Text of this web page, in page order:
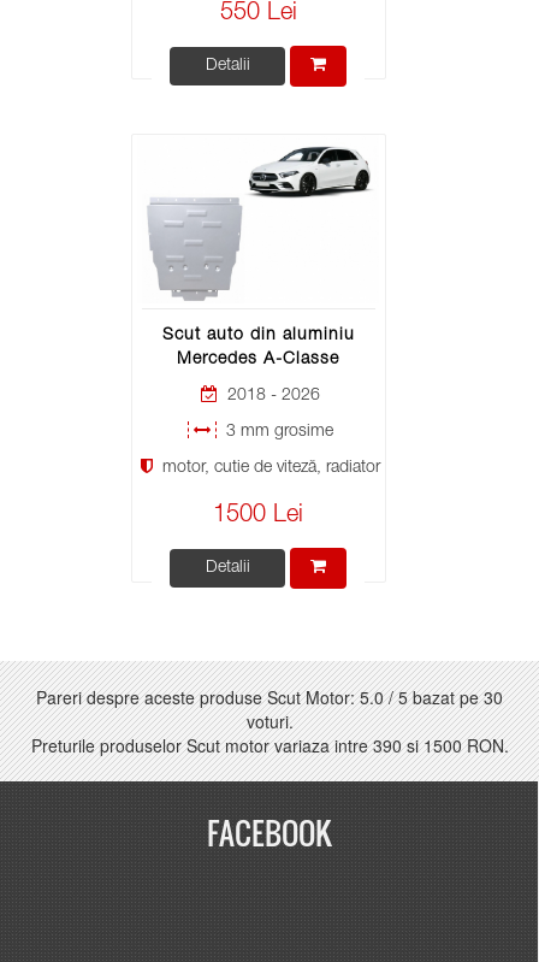
550 Lei
Detalii
Scut auto din aluminiu
Mercedes A-Classe
2018 - 2026
3 mm grosime
motor, cutie de viteză, radiator
1500 Lei
Detalii
Pareri despre aceste produse Scut Motor: 5.0/5bazat pe30
voturi.
Preturile produselor Scut motor variaza intre390si1500 RON.
FACEBOOK